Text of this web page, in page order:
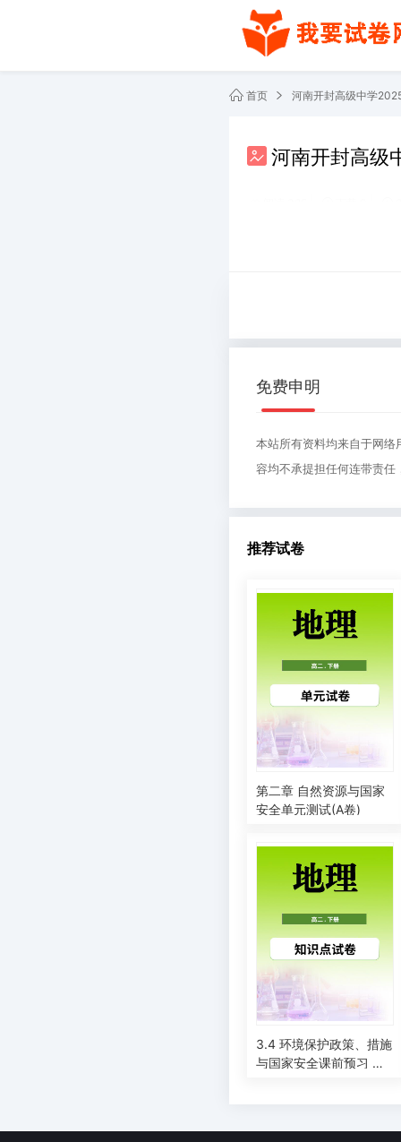
首页 河南开封高级中学
河南开封高级
免费申明
本站所有资料均来自于网
容均不承提担任何连带责
推荐试卷
第二章 自然资源与国家
安全单元测试(A卷)
3.4 环境保护政策、措施
与国家安全课前预习 湘